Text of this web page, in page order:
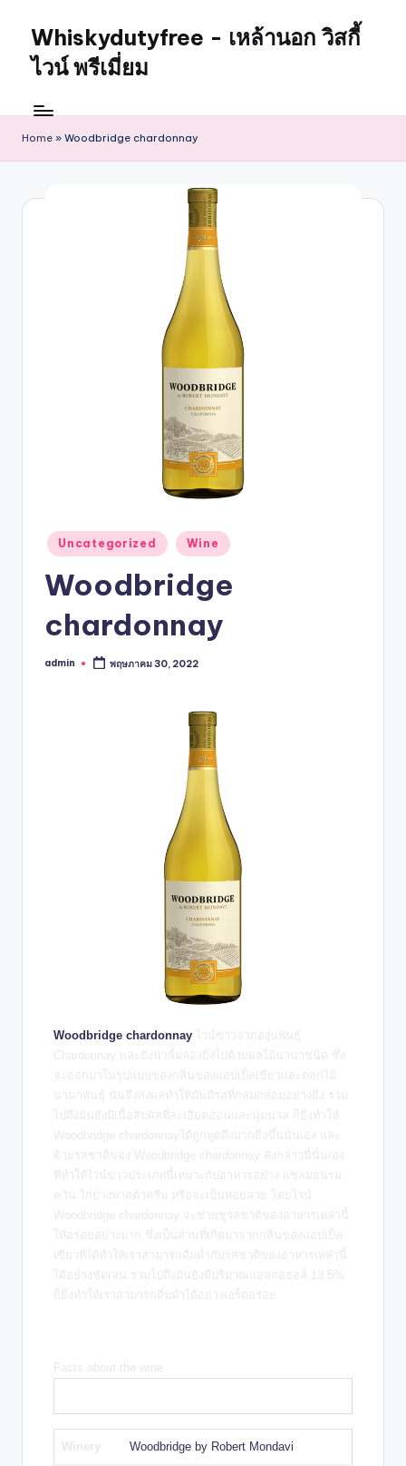
Whiskydutyfree - เหล้านอก วิสกี้
ไวน์ พรีเมี่ยม
Home » Woodbridge chardonnay
Uncategorized Wine
Woodbridge
chardonnay
admin พฤษภาคม 30, 2022
Woodbridge chardonnay ไวน์ขาวจากองุ่นพันธุ์
Chardonnay และยังน่าลิ้มลองยิ่งไปด้วยผลไม้นานาชนิด ซึ่ง
จะออกมาในรูปแบบของกลิ่นของแอปเปิ้ลเขียวและดอกไม้
นานาพันธุ์ นั่นจึงส่งผลทำให้มันมีรสที่กลมกล่อมอย่างยิ่ง รวม
ไปถึงมันยังมีเนื้อสัมผัสที่ละเอียดอ่อนและนุ่มนวล ก็ยิ่งทำให้
Woodbridge chardonnayได้ถูกพูดถึงมากยิ่งขึ้นนั่นเอง และ
ด้วยรสชาติของ Woodbridge chardonnay ดังกล่าวนี้นั่นเอง
ที่ทำให้ไวน์ขาวประเภทนี้เหมาะกับอาหารอย่าง แซลมอนรม
ควัน ไก่ย่างพาสต้าครีม หรือจะเป็นหอยลาย โดยไวน์
Woodbridge chardonnay จะช่วยชูรสชาติของอาหารเหล่านี้
ให้อร่อยอย่างมาก ซึ่งเป็นส่วนที่เกิดมาจากกลิ่นของแอปเปิ้ล
เขียวที่ได้ทำให้เราสามารถดื่มด่ำกับรสชาติของอาหารเหล่านี้
ได้อย่างชัดเจน รวมไปถึงมันยังมีปริมาณแอลกอฮอล์ 13.5%
ก็ยิ่งทำให้เราสามารถดื่มด่ำได้อย่างเอร็ดอร่อย
Facts about the wine
Winery Woodbridge by Robert Mondavi